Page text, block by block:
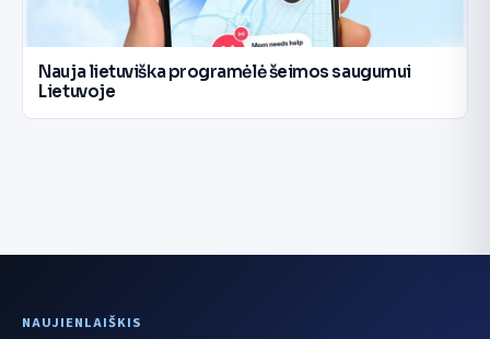
Nauja lietuviška programėlė šeimos saugumui
Lietuvoje
NAUJIENLAIŠKIS